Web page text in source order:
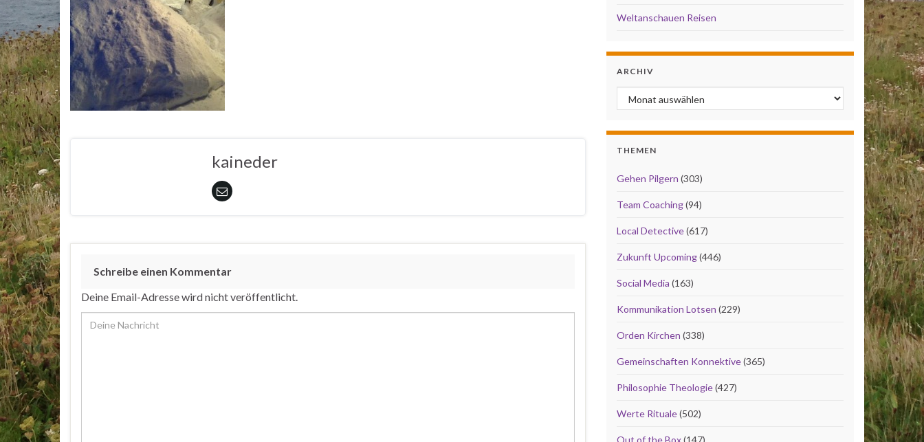
kaineder
Schreibe einen Kommentar
Deine Email-Adresse wird nicht veröffentlicht.
Weltanschauen Reisen
ARCHIV
Archiv
THEMEN
Gehen Pilgern (303)
Team Coaching(94)
Local Detective(617)
Zukunft Upcoming(446)
Social Media (163)
Kommunikation Lotsen (229)
Orden Kirchen (338)
Gemeinschaften Konnektive(365)
Philosophie Theologie(427)
Werte Rituale(502)
Out of the Box(147)